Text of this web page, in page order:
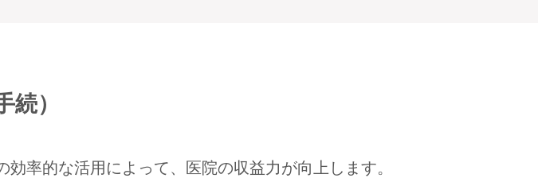
）
率的な活用によって、医院の収益力が向上します。